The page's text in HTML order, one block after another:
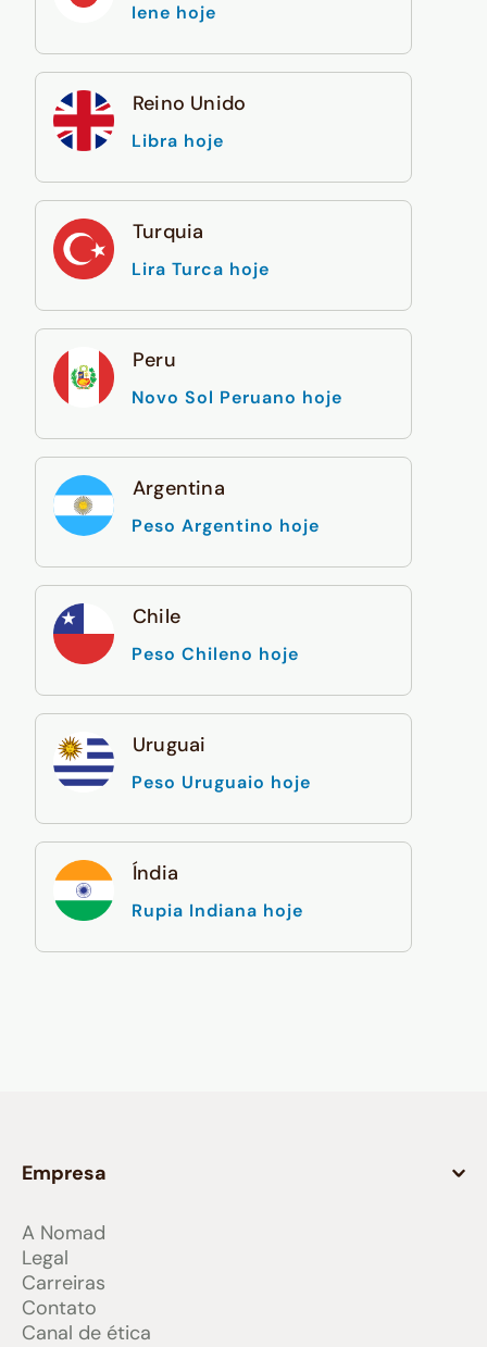
Iene hoje
Reino Unido
Libra hoje
Turquia
Lira Turca hoje
Peru
Novo Sol Peruano hoje
Argentina
Peso Argentino hoje
Chile
Peso Chileno hoje
Uruguai
Peso Uruguaio hoje
Índia
Rupia Indiana hoje
Empresa
A Nomad
Legal
Carreiras
Contato
Canal de ética